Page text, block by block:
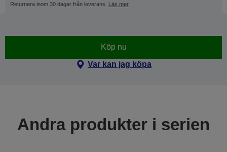
Returnera inom 30 dagar från leverans. Läs mer
Köp nu
Var kan jag köpa
Andra produkter i serien